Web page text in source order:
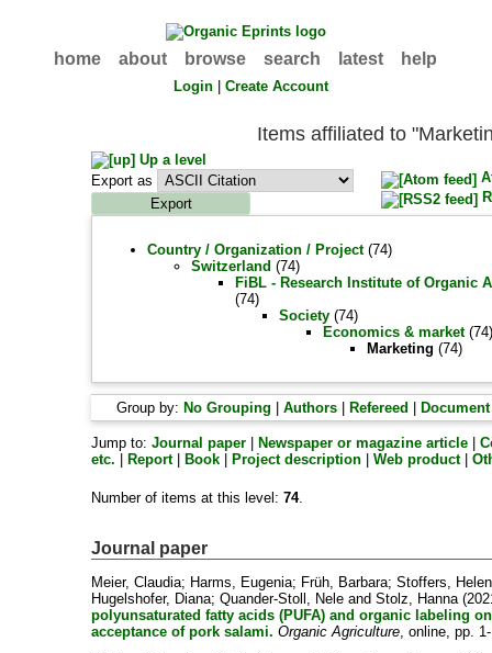
home about browse search latest help
Login |Create Account
Items affiliated to
Up a level
Export as
Country / Organization / Project(74)
Switzerland (74)
FiBL - Research Institute of Organic
(74)
Society (74)
Economics & market
Marketing (74)
Group by: No Grouping Authors| Refereed
Jump to:Journal paper Newspaper or magazine article |
etc.
Report| Book Project description |Web product|
Number of items at this level:74.
Journal paper
Meier, Claudia; Harms, Eugenia; Früh, Barbara;Stoffers,
Hugelshofer, Diana;Quander-Stoll, Nele andStolz, Hanna
polyunsaturated fatty acids (PUFA) and organic labeling
acceptance of pork salami. Organic Agriculture, online, pp.